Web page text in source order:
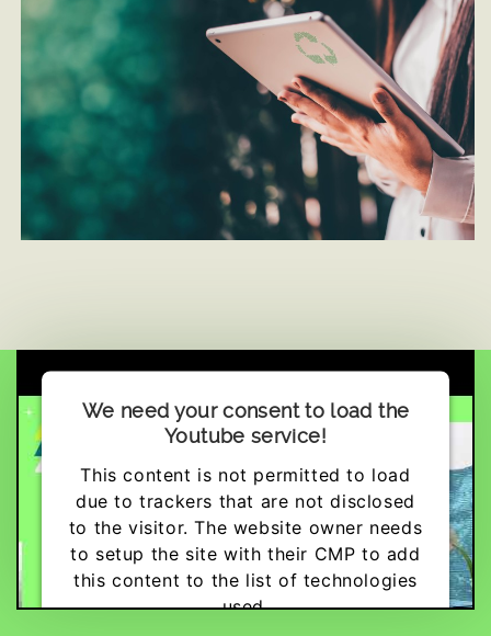
We need your consent to load the
Youtube service!
This content is not permitted to load
due to trackers that are not disclosed
to the visitor. The website owner needs
to setup the site with their CMP to add
this content to the list of technologies
used.